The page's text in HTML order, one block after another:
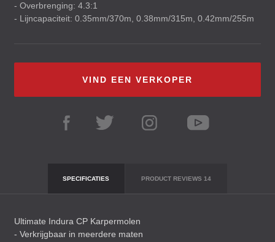
- Overbrenging: 4.3:1
- Lijncapaciteit: 0.35mm/370m, 0.38mm/315m, 0.42mm/255m
VIND EEN VERKOPER
SPECIFICATIES PRODUCT REVIEWS 14
Ultimate Indura CP Karpermolen
- Verkrijgbaar in meerdere maten